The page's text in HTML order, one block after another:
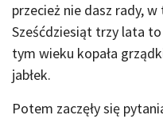
przecież nie dasz rady,
Sześćdziesiąt trzy lata
tym wieku kopała
jabłek.
Potem zaczęły się